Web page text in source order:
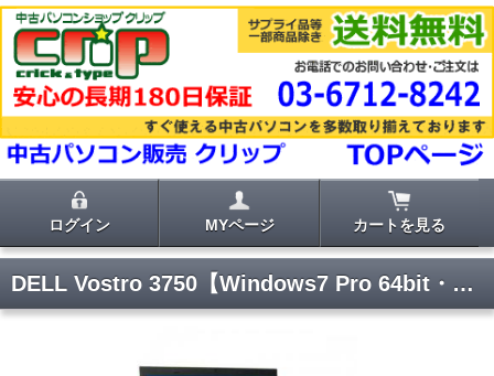
ログイン MYページ カートを見る
DELL Vostro 3750【Windows7 Pro 64bit・Core i5・メモリ8GB・新品SSD・17インチ液晶】入荷待ち